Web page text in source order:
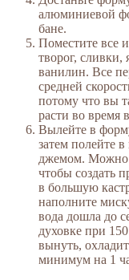
алюминиевой
бане.
Поместите все
творог, сливки,
ванилин. Все
средней
потому что вы
расти во время
Вылейте в
затем полейте
джемом. Можно
чтобы создать
в большую
наполните
вода дошла до
духовке при
вынуть,
минимум на 1